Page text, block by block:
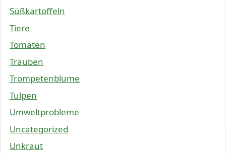
Süßkartoffeln
Tiere
Tomaten
Trauben
Trompetenblume
Tulpen
Umweltprobleme
Uncategorized
Unkraut